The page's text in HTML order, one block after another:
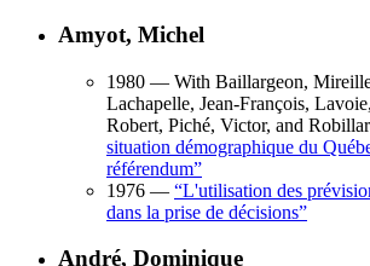
Amyot, Michel
1980 — With Baillargeon,
Lachapelle, Jean-François,
Robert, Piché, Victor, and
situation démographique du
référendum”
1976 — “L'utilisation des
dans la prise de décisions”
André, Dominique